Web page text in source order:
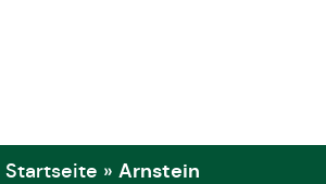
Startseite » Arnstein